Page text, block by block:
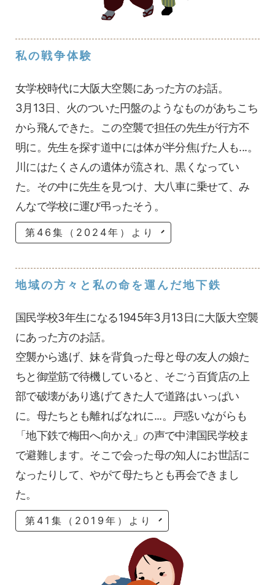
私の戦争体験
女学校時代に大阪大空襲にあった方のお話。
3月13日、火のついた円盤のようなものがあちこち
から飛んできた。この空襲で担任の先生が行方不
明に。先生を探す道中には体が半分焦げた人も...。
川にはたくさんの遺体が流され、黒くなってい
た。その中に先生を見つけ、大八車に乗せて、み
んなで学校に運び弔ったそう。
第46集（2024年）より
地域の方々と私の命を運んだ地下鉄
国民学校3年生になる1945年3月13日に大阪大空襲
にあった方のお話。
空襲から逃げ、妹を背負った母と母の友人の娘た
ちと御堂筋で待機していると、そごう百貨店の上
部で破壊があり逃げてきた人で道路はいっぱい
に。母たちとも離ればなれに...。戸惑いながらも
「地下鉄で梅田へ向かえ」の声で中津国民学校ま
で避難します。そこで会った母の知人にお世話に
なったりして、やがて母たちとも再会できまし
た。
第41集（2019年）より